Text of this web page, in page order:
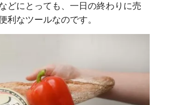
どにとっても、一日の終わりに売
利なツールなのです。